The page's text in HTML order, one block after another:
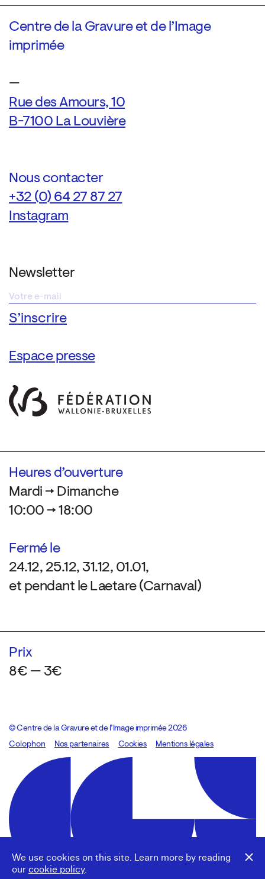
We use cookies on this site. Learn more by reading
our cookie policy.
Centre de la Gravure et de l’Image
imprimée
—
Rue des Amours, 10
B-7100 La Louvière
Nous contacter
+32 (0) 64 27 87 27
Instagram
Newsletter
Espace presse
Heures d’ouverture
Mardi → Dimanche
10:00 → 18:00
Fermé le
24.12, 25.12, 31.12, 01.01,
et pendant le Laetare (Carnaval)
Prix
8€ — 3€
© Centre de la Gravure et de l’Image imprimée 2026
Colophon
Design:Marcel Kaczmarek, code:8080.studio
Nos partenaires Cookies Mentions légales